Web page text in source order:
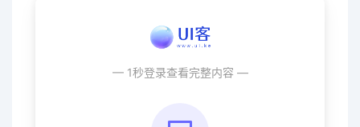
— 1秒登录查看完整内容 —